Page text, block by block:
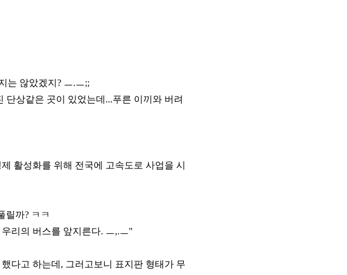
는 않았겠지? ㅡ.ㅡ;;
단상같은 곳이 있었는데...푸른 이끼와 버려
활성화를 위해 전국에 고속도로 사업을 시
릴까? ㅋㅋ
리의 버스를 앞지른다. ㅡ,.ㅡ''
다고 하는데, 그러고보니 표지판 형태가 무